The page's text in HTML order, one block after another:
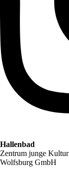
Hallenbad
Zentrum junge Kultur
Wolfsburg GmbH